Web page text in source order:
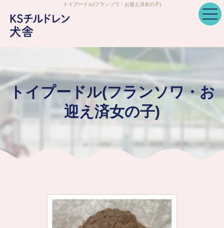
トイプードル(フランソワ・お迎え済女の子)
トイプードル(フランソワ・お
迎え済女の子)